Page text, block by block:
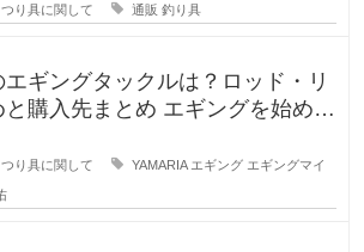
つり具に関して 通販 釣り具
ギングタックルは？ロッド・リ
とめ エギングを始めよ
つり具に関して YAMARIA エギング エギングマイ